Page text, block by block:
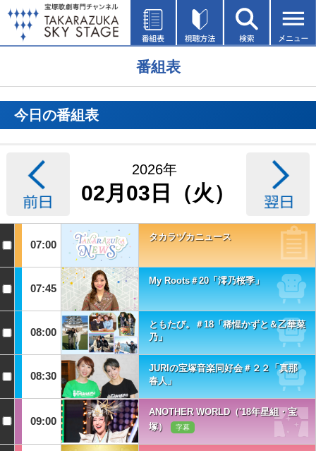
番組表
今日の番組表
2026年
02月03日（火）
07:00
タカラヅカニュース
07:45
My Roots＃20「澪乃桜季」
08:00
ともたび。＃18「稀惺かずと＆乙華菜
乃」
08:30
JURIの宝塚音楽同好会＃２２「真那
春人」
09:00
ANOTHER WORLD（'18年星組・宝
塚）
字幕